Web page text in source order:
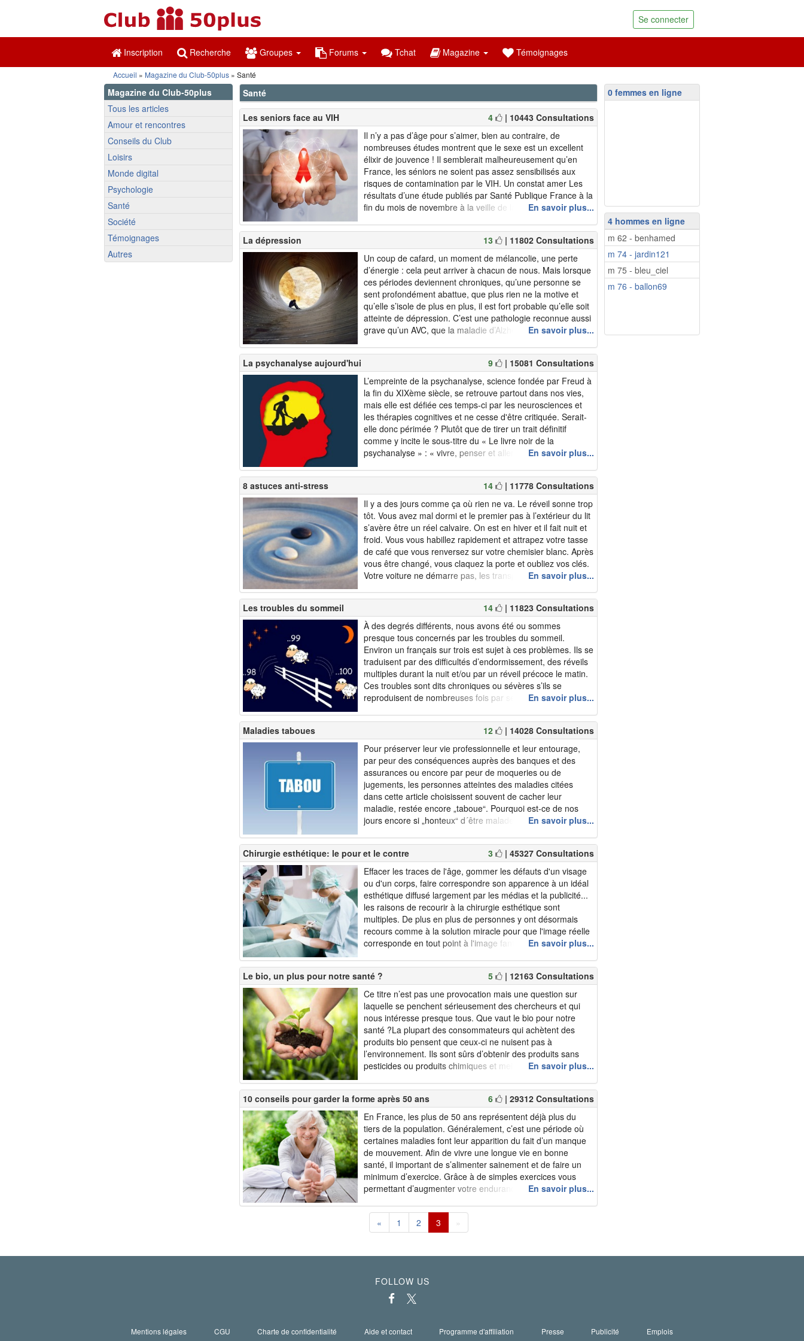
Se connecter
Inscription Recherche Groupes Forums Tchat Magazine Témoignages
Accueil » Magazine du Club-50plus » Santé
Magazine du Club-50plus
Tous les articles
Amour et rencontres
Conseils du Club
Loisirs
Monde digital
Psychologie
Santé
Société
Témoignages
Autres
Santé
Les seniors face au VIH 4
| 10443 Consultations
Il n’y a pas d’âge pour s’aimer, bien au contraire, de
nombreuses études montrent que le sexe est un excellent
élixir de jouvence ! Il semblerait malheureusement qu’en
France, les séniors ne soient pas assez sensibilisés aux
risques de contamination par le VIH. Un constat amer Les
résultats d’une étude publiés par Santé Publique France à la
fin du mois de novembre à la veille de la Journée Mondiale
constante des c...
En savoir plus...
La dépression 13
| 11802 Consultations
Un coup de cafard, un moment de mélancolie, une perte
d’énergie : cela peut arriver à chacun de nous. Mais lorsque
ces périodes deviennent chroniques, qu’une personne se
sent profondément abattue, que plus rien ne la motive et
qu’elle s’isole de plus en plus, il est fort probable qu’elle soit
atteinte de dépression. C’est une pathologie reconnue aussi
grave qu’un AVC, que la maladie d’Alzheimer ou qu’un
différence est que c&rs...
En savoir plus...
La psychanalyse aujourd'hui 9
| 15081 Consultations
L’empreinte de la psychanalyse, science fondée par Freud à
la fin du XIXème siècle, se retrouve partout dans nos vies,
mais elle est défiée ces temps-ci par les neurosciences et
les thérapies cognitives et ne cesse d'être critiquée. Serait-
elle donc périmée ? Plutôt que de tirer un trait définitif
comme y incite le sous-titre du « Le livre noir de la
psychanalyse » : « vivre, penser et aller mieux sansEn savoir plus...
8 astuces anti-stress 14
| 11778 Consultations
Il y a des jours comme ça où rien ne va. Le réveil sonne trop
tôt. Vous avez mal dormi et le premier pas à l’extérieur du lit
s’avère être un réel calvaire. On est en hiver et il fait nuit et
froid. Vous vous habillez rapidement et attrapez votre tasse
de café que vous renversez sur votre chemisier blanc. Après
vous être changé, vous claquez la porte et oubliez vos clés.
Votre voiture ne démarre pas, les transports en commun
En savoir plus...
Les troubles du sommeil 14
| 11823 Consultations
À des degrés différents, nous avons été ou sommes
presque tous concernés par les troubles du sommeil.
Environ un français sur trois est sujet à ces problèmes. Ils se
traduisent par des difficultés d’endormissement, des réveils
multiples durant la nuit et/ou par un réveil précoce le matin.
Ces troubles sont dits chroniques ou sévères s’ils se
reproduisent de nombreuses fois par semaine.
parvient pas à se déten...
En savoir plus...
Maladies taboues 12
| 14028 Consultations
Pour préserver leur vie professionnelle et leur entourage,
par peur des conséquences auprès des banques et des
assurances ou encore par peur de moqueries ou de
jugements, les personnes atteintes des maladies citées
dans cette article choisissent souvent de cacher leur
maladie, restée encore „taboue“. Pourquoi est-ce de nos
jours encore si „honteux“ d´être malade ? Comment
mentales, elles demeurent tabouesPerçue longtemps
comme de la sorcel...
En savoir plus...
Chirurgie esthétique: le pour et le contre 3
| 45327 Consultations
Effacer les traces de l'âge, gommer les défauts d'un visage
ou d'un corps, faire correspondre son apparence à un idéal
esthétique diffusé largement par les médias et la publicité...
les raisons de recourir à la chirurgie esthétique sont
multiples. De plus en plus de personnes y ont désormais
recours comme à la solution miracle pour que l'image réelle
corresponde en tout point à l'image fantasmée que l'on a de
En savoir plus...
Le bio, un plus pour notre santé ? 5
| 12163 Consultations
Ce titre n’est pas une provocation mais une question sur
laquelle se penchent sérieusement des chercheurs et qui
nous intéresse presque tous. Que vaut le bio pour notre
santé ?La plupart des consommateurs qui achètent des
produits bio pensent que ceux-ci ne nuisent pas à
l’environnement. Ils sont sûrs d’obtenir des produits sans
pesticides ou produits chimiques et meilleurs pour leur
dix ont une image positive des produits biologiques, tandis
qu’u...
En savoir plus...
10 conseils pour garder la forme après 50 ans 6
| 29312 Consultations
En France, les plus de 50 ans représentent déjà plus du
tiers de la population. Généralement, c’est une période où
certaines maladies font leur apparition du fait d’un manque
de mouvement. Afin de vivre une longue vie en bonne
santé, il important de s’alimenter sainement et de faire un
minimum d’exercice. Grâce à de simples exercices vous
permettant d’augmenter votre endurance, force, flexibilité et
maladies. Voici 10 conseils...
En savoir plus...
« 1 2 3 »
0 femmes en ligne
4 hommes en ligne
m 62 - benhamed
m 74 - jardin121
m 75 - bleu_ciel
m 76 - ballon69
FOLLOW US
Mentions légales CGU Charte de confidentialité Aide et contact Programme d'affiliation Presse Publicité Emplois